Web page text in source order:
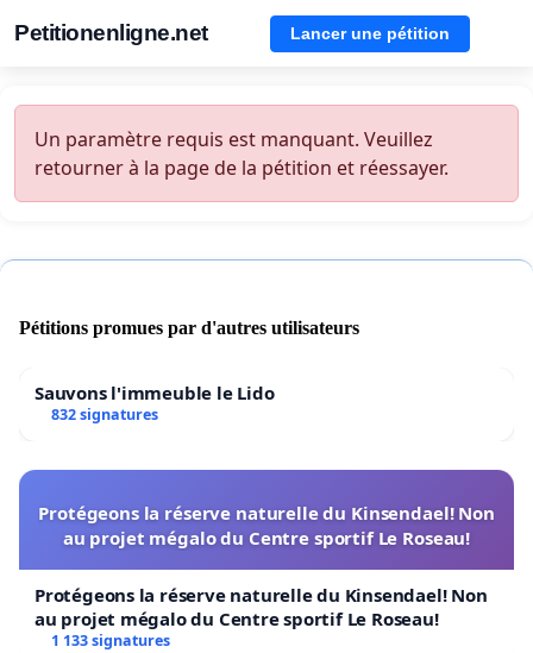
Petitionenligne.net Lancer une pétition
Un paramètre requis est manquant. Veuillez
retourner à la page de la pétition et réessayer.
Pétitions promues par d'autres utilisateurs
Sauvons l'immeuble le Lido
832 signatures
Protégeons la réserve naturelle du Kinsendael! Non
au projet mégalo du Centre sportif Le Roseau!
Protégeons la réserve naturelle du Kinsendael! Non
au projet mégalo du Centre sportif Le Roseau!
1 133 signatures